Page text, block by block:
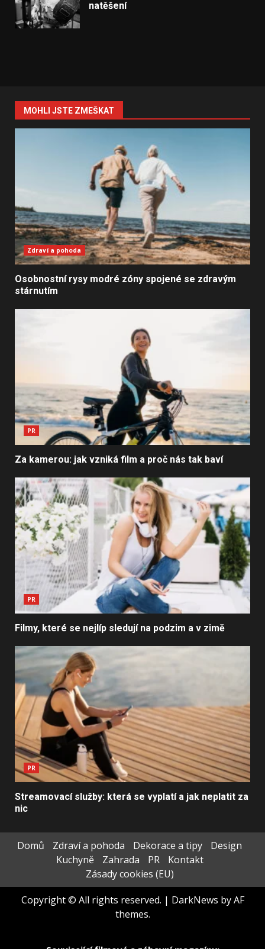
natěšení
MOHLI JSTE ZMEŠKAT
Zdraví a pohoda
Osobnostní rysy modré zóny spojené se zdravým
stárnutím
PR
Za kamerou: jak vzniká film a proč nás tak baví
PR
Filmy, které se nejlíp sledují na podzim a v zimě
PR
Streamovací služby: která se vyplatí a jak neplatit za
nic
Domů Zdraví a pohoda Dekorace a tipy
Design
Kuchyně
Zahrada PR
Kontakt
Zásady cookies (EU)
Copyright © All rights reserved. | DarkNews by AF
themes.